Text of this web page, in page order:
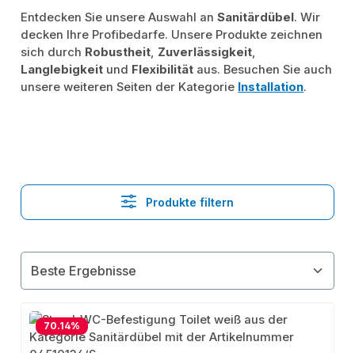
Entdecken Sie unsere Auswahl anSanitärdübel. Wir
decken Ihre Profibedarfe. Unsere Produkte zeichnen
sich durch Robustheit, Zuverlässigkeit,
Langlebigkeit und Flexibilität aus. Besuchen Sie auch
unsere weiteren Seiten der Kategorie Installation.
Produkte filtern
70.14%